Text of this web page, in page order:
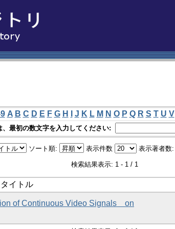
A B C D E F G H J K L M N O P Q R S T U V
、最初の数文字を入力してください:
ソート順: 表示件数 表示著者数:
検索結果表示: 1 - 1 / 1
タイトル
of Continuous Video Signals on